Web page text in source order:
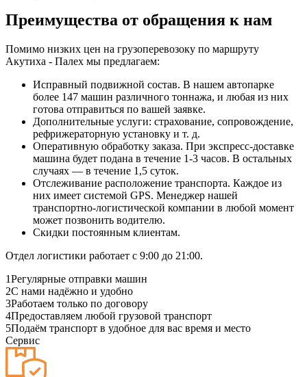
Преимущества от обращения к нам
Помимо низких цен на грузоперевозоку по маршруту
Акутиха - Палех мы предлагаем:
Исправный подвижной состав. В нашем автопарке
более 147 машин различного тоннажа, и любая из них
готова отправиться по вашей заявке.
Дополнительные услуги: страхование, сопровождение,
рефрижераторную установку и т. д.
Оперативную обработку заказа. При экспресс-доставке
машина будет подана в течение 1-3 часов. В остальных
случаях — в течение 1,5 суток.
Отслеживание расположение транспорта. Каждое из
них имеет системой GPS. Менеджер нашей
транспортно-логистической компании в любой момент
может позвонить водителю.
Скидки постоянным клиентам.
Отдел логистики работает с 9:00 до 21:00.
1Регулярные отправки машин
2С нами надёжно и удобно
3Работаем только по договору
4Предоставляем любой грузовой транспорт
5Подаём транспорт в удобное для вас время и место
Сервис